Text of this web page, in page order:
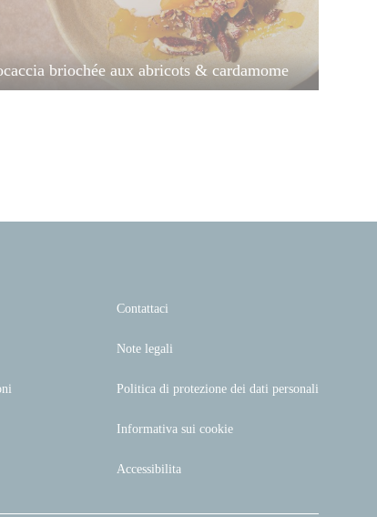
briochée aux abricots & cardamome
Contattaci
Note legali
Politica di protezione dei dati personali
Informativa sui cookie
Accessibilita